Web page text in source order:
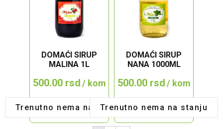
DOMAĆI SIRUP
MALINA 1L
500.00 rsd/ kom
Trenutno nema na stanju
DOMAĆI SIRUP
NANA 1000ML
500.00 rsd/ kom
Trenutno nema na stanju